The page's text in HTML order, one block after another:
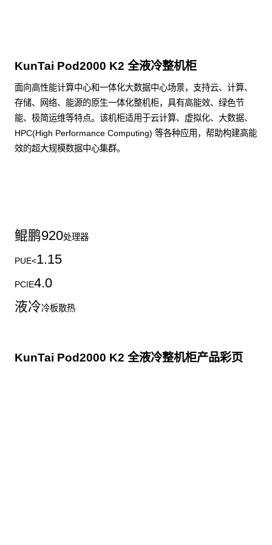
KunTai Pod2000 K2 全液冷整机柜
面向高性能计算中心和一体化大数据中心场景，支持云、计算、
存储、网络、能源的原生一体化整机柜，具有高能效、绿色节
能、极简运维等特点。该机柜适用于云计算、虚拟化、大数据、
HPC(High Performance Computing) 等各种应用，帮助构建高能
效的超大规模数据中心集群。
鲲鹏920处理器
PUE<1.15
PCIE4.0
液冷冷板散热
KunTai Pod2000 K2 全液冷整机柜产品彩页